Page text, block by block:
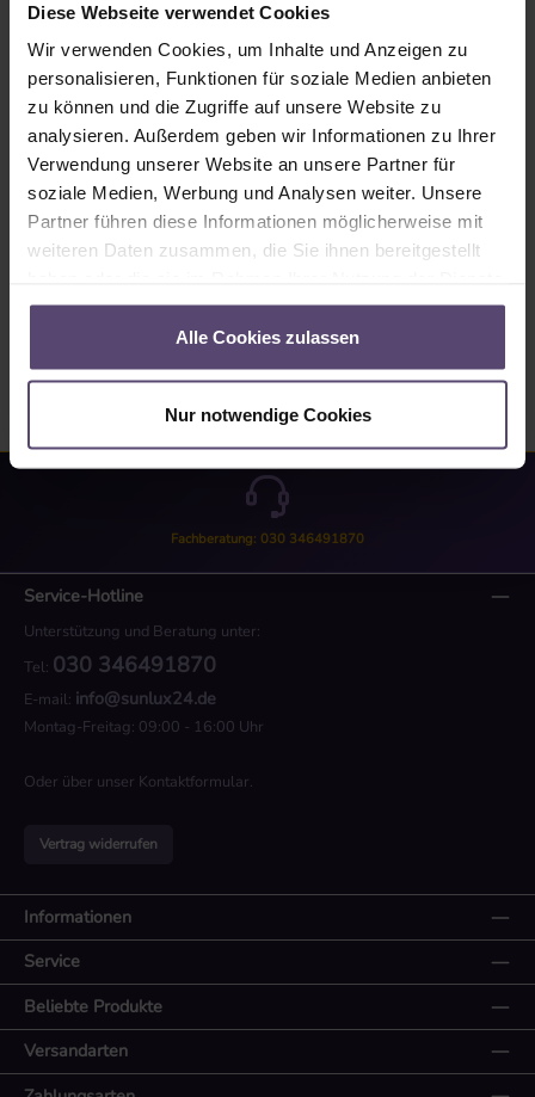
Diese Webseite verwendet Cookies
Wir verwenden Cookies, um Inhalte und Anzeigen zu
personalisieren, Funktionen für soziale Medien anbieten
zu können und die Zugriffe auf unsere Website zu
analysieren. Außerdem geben wir Informationen zu Ihrer
Verwendung unserer Website an unsere Partner für
soziale Medien, Werbung und Analysen weiter. Unsere
Partner führen diese Informationen möglicherweise mit
weiteren Daten zusammen, die Sie ihnen bereitgestellt
gesammelt haben.
Alle Cookies zulassen
Nur notwendige Cookies
Preise inkl. MwSt. zzgl. Versandkosten
Produkt Anzahl: Gib den gewünschten Wert ein oder benutze die Schaltflächen
In den Warenkorb
Produktnummer:SW10129
Fachberatung: 030 346491870
Service-Hotline
Unterstützung und Beratung unter:
Tel: 030 346491870
E-mail: info@sunlux24.de
Montag-Freitag: 09:00 - 16:00 Uhr
Oder über unser Kontaktformular.
Vertrag widerrufen
Informationen
Service
Beliebte Produkte
Versandarten